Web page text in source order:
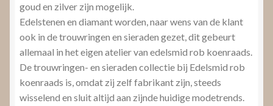
goud en zilver zijn mogelijk.
Edelstenen en diamant worden, naar wens van de klant
ook in de trouwringen en sieraden gezet, dit gebeurt
allemaal in het eigen atelier van edelsmid rob koenraads.
De trouwringen- en sieraden collectie bij Edelsmid rob
koenraads is, omdat zij zelf fabrikant zijn, steeds
wisselend en sluit altijd aan zijnde huidige modetrends.